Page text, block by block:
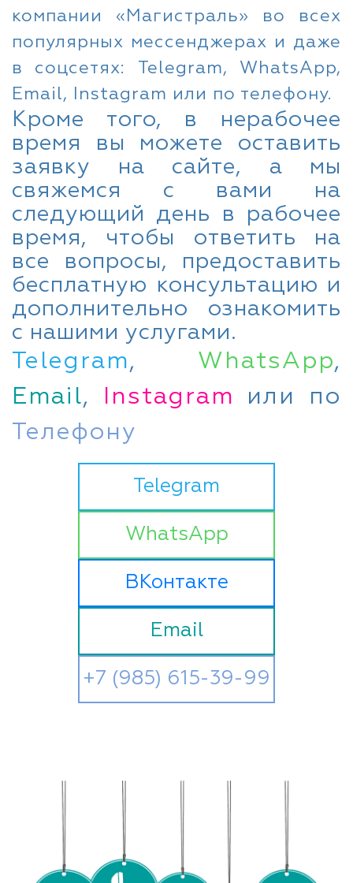
компании «Магистраль» во всех
популярных мессенджерах и даже
в соцсетях: Telegram, WhatsApp,
Email, Instagram или по телефону.
Кроме того, в нерабочее
время вы можете оставить
заявку на сайте, а мы
свяжемся с вами на
следующий день в рабочее
время, чтобы ответить на
все вопросы, предоставить
бесплатную консультацию и
дополнительно ознакомить
с нашими услугами.
Telegram, WhatsApp,
Email, Instagram или по
Телефону
Telegram
WhatsApp
ВКонтакте
Email
+7 (985) 615-39-99